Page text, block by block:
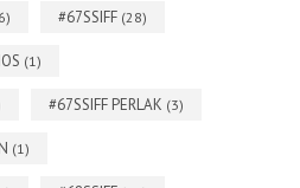
#67SSIFF (28)
(1)
#67SSIFF PERLAK (3)
(1)